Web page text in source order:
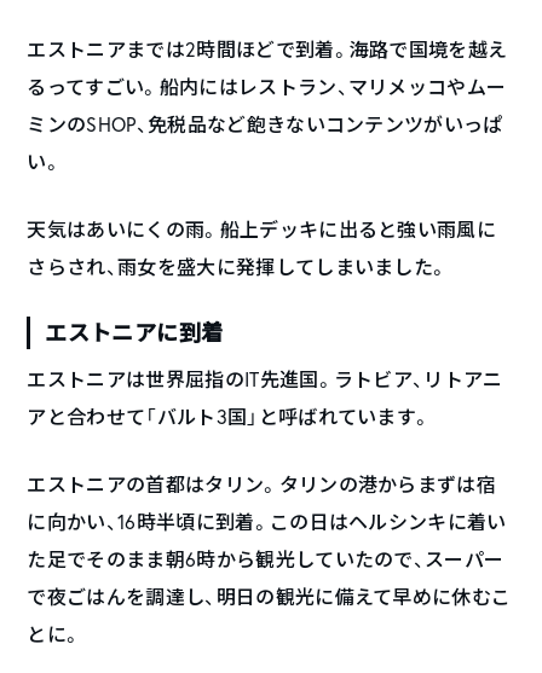
エストニアまでは2時間ほどで到着。海路で国境を越え
るってすごい。船内にはレストラン、マリメッコやムー
ミンのSHOP、免税品など飽きないコンテンツがいっぱ
い。
天気はあいにくの雨。船上デッキに出ると強い雨風に
さらされ、雨女を盛大に発揮してしまいました。
エストニアに到着
エストニアは世界屈指のIT先進国。ラトビア、リトアニ
アと合わせて「バルト3国」と呼ばれています。
エストニアの首都はタリン。タリンの港からまずは宿
に向かい、16時半頃に到着。この日はヘルシンキに着い
た足でそのまま朝6時から観光していたので、スーパー
で夜ごはんを調達し、明日の観光に備えて早めに休むこ
とに。